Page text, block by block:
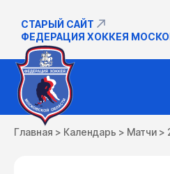
СТАРЫЙ САЙТ
ФЕДЕРАЦИЯ ХОККЕЯ
Главная > Календарь > Матчи >